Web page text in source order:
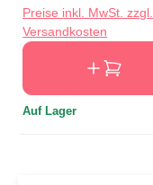
Preise inkl. MwSt. zzgl.
Versandkosten
Auf Lager